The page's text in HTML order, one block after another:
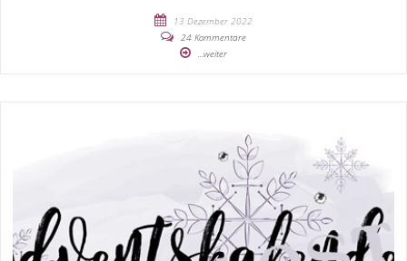
13 Dezember 2022
24 Kommentare
...weiter